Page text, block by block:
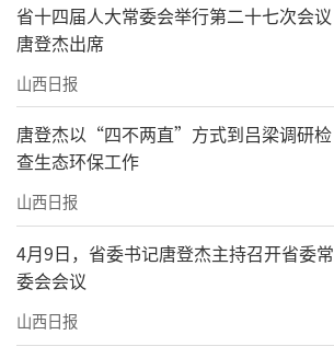
省十四届人大常委会举行第二十七次会议
唐登杰出席
山西日报
唐登杰以“四不两直”方式到吕梁调研检
查生态环保工作
山西日报
4月9日，省委书记唐登杰主持召开省委常
委会会议
山西日报